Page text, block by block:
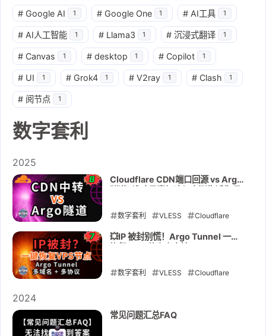
# Google AI 1 # Google One 1 # AI工具 1
# AI人工智能 1 # Llama3 1 # 沉浸式翻译 1
# Canvas 1 # desktop 1 # Copilot 1
# UI 1 # Grok4 1 # V2ray 1 # Clash 1
# 阅节点 1
数字套利
2025
Cloudflare CDN端口回源 vs Argo
数字套利 VLESS Cloudflare
CDN Trojan VPS Argo
Tunnel Vmess 一键脚本 多域
VPS被封 恢复节点
💥IP 被封别慌！Argo Tunnel 一键
协议）raksmart2折VPS活动
数字套利 VLESS Cloudflare
Tunnel cloudflared
2024
常见问题汇总FAQ